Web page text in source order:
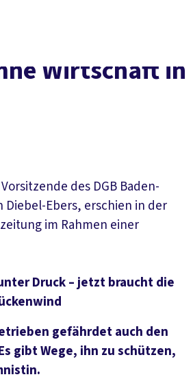
Politik vor Ort
Service
Wirtschaft in
des DGB Baden-
Ebers, erschien in der
im Rahmen einer
Druck – jetzt braucht die
gefährdet auch den
gibt Wege, ihn zu schützen,